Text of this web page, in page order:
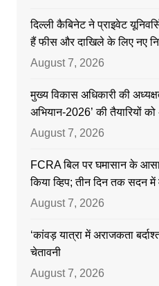
दिल्ली कैबिनेट ने प्राइवेट
हैं फीस और दाखिले के लिए नए
August 7, 2026
मुख्य विकास अधिकारी की
अभियान-2026’ की तैयारियों
August 7, 2026
FCRA बिल पर घमासान के
किया व्हिप; तीन दिन तक सदन में
August 7, 2026
‘कांवड़ यात्रा में अराजकता
चेतावनी
August 7, 2026